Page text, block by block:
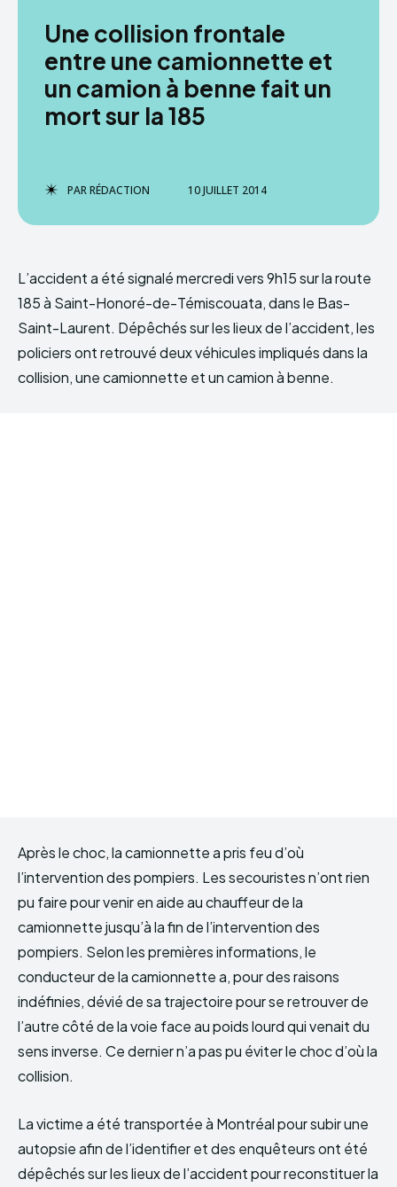
Une collision frontale
entre une camionnette et
un camion à benne fait un
mort sur la 185
PARRÉDACTION 10 JUILLET 2014
L’accident a été signalé mercredi vers 9h15 sur la route
185 à Saint-Honoré-de-Témiscouata, dans le Bas-
Saint-Laurent. Dépêchés sur les lieux de l’accident, les
policiers ont retrouvé deux véhicules impliqués dans la
collision, une camionnette et un camion à benne.
Après le choc, la camionnette a pris feu d’où
l’intervention des pompiers. Les secouristes n’ont rien
pu faire pour venir en aide au chauffeur de la
camionnette jusqu’à la fin de l’intervention des
pompiers. Selon les premières informations, le
conducteur de la camionnette a, pour des raisons
indéfinies, dévié de sa trajectoire pour se retrouver de
l’autre côté de la voie face au poids lourd qui venait du
sens inverse. Ce dernier n’a pas pu éviter le choc d’où la
collision.
La victime a été transportée à Montréal pour subir une
autopsie afin de l’identifier et des enquêteurs ont été
dépêchés sur les lieux de l’accident pour reconstituer la